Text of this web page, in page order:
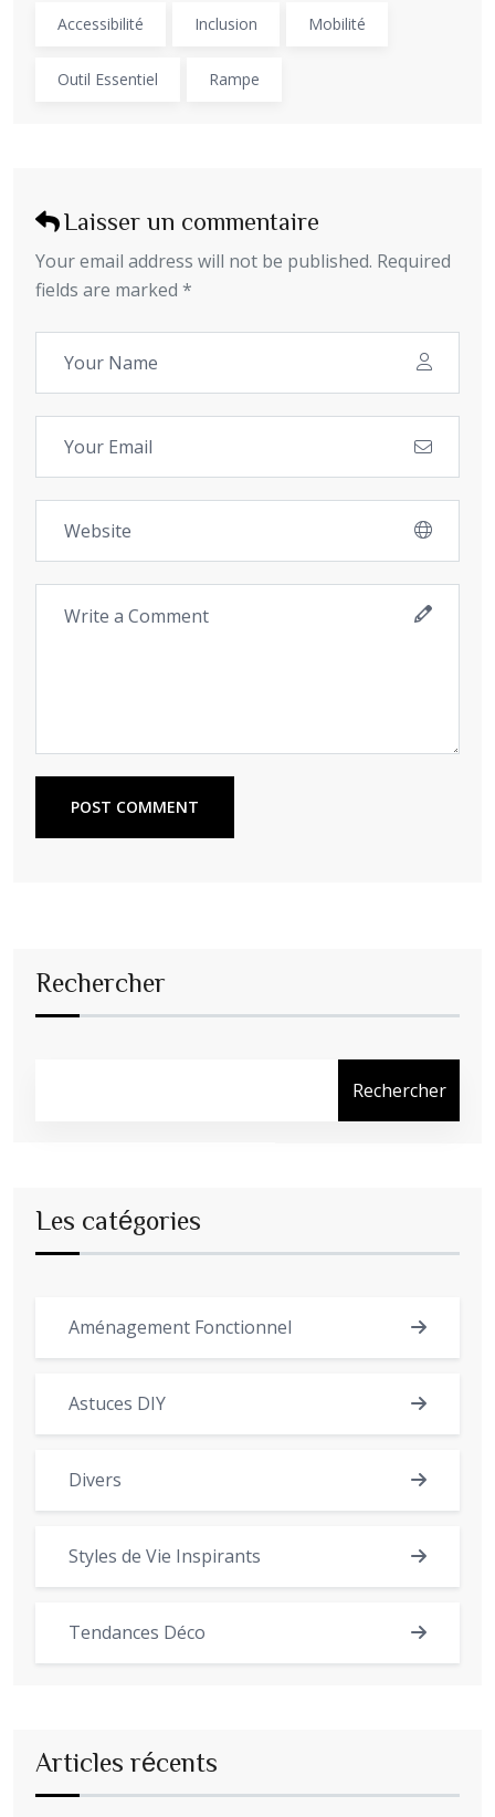
Accessibilité Inclusion Mobilité
Outil Essentiel Rampe
Laisser un commentaire
Your email address will not be published. Required
fields are marked *
POST COMMENT
Rechercher
Rechercher
Les catégories
Aménagement Fonctionnel
Astuces DIY
Divers
Styles de Vie Inspirants
Tendances Déco
Articles récents